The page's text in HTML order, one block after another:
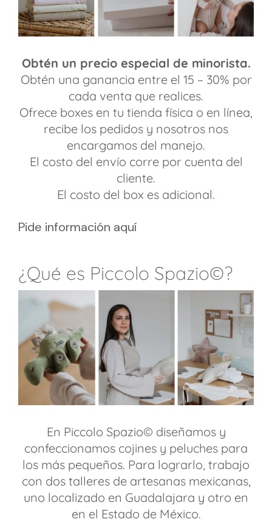
Obtén un precio especial de minorista.
Obtén una ganancia entre el 15 – 30% por
cada venta que realices.
Ofrece boxes en tu tienda física o en línea,
recibe los pedidos y nosotros nos
encargamos del manejo.
El costo del envío corre por cuenta del
cliente.
El costo del box es adicional.
Pide información aquí
¿Qué es Piccolo Spazio©?
En Piccolo Spazio© diseñamos y
confeccionamos cojines y peluches para
los más pequeños. Para lograrlo, trabajo
con dos talleres de artesanas mexicanas,
uno localizado en Guadalajara y otro en
en el Estado de México.